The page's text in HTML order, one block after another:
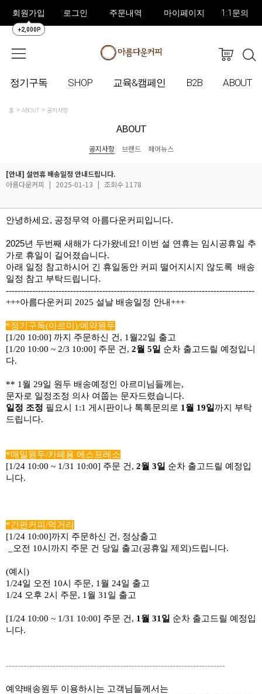
회원가입
+2,000P
로그인 주문내역 마이페이지 1:1문의
정기구독 SHOP 교육&캠페인 B2B ABOUT
홈 ABOUT 공지사항
ABOUT
공지사항 브랜드 페어뉴스
[안내] 설연휴 배송일정 안내드립니다.
아름다운커피
| 2025-01-13 | 조회수 1178
안녕하세요, 공정무역 아름다운커피입니다.
2025년 두번째 새해가 다가왔네요! 이번 설 연휴는 임시공휴일 추
가로 휴일이 길어졌습니다.
아래 일정 참고하시어 긴 휴일동안 커피 떨어지시지 않도록  배송
일정 참고 부탁드립니다.
-------------------------------------------------------------------------------------
+++아름다운커피 2025 설날 배송일정 안내+++
*정기구독(아르미)/예약원두
[1/20 10:00] 까지 주문하신 건, 1월22일 출고
[1/20 10:00 ~ 2/3 10:00] 주문 건, 2월 5일 순차 출고드릴 예정입니
다.
** 1월 29일 원두 배송예정인 아르미님들께는,
문자로 일정조정 의사 여쭙는 문자드렸습니다.
일정 조정 필요시 1:1 게시판이나 톡톡문의로 1월 19일 까지 부탁
드립니다.
*매일원두/카페용 에스프레소
[1/24 10:00 ~ 1/31 10:00] 주문 건, 2월 3일 순차 출고드릴 예정입
니다.
*간편커피/먹거리
[1/24 10:00]까지 주문하신 건, 정상출고
_오전 10시까지 주문 건 당일 출고(공휴일 제외)드립니다.
(예시)
1/24일 오전 10시 주문, 1월 24일 출고
1/24 오후 2시 주문, 1월 31일 출고
[1/24 10:00 ~ 1/31 10:00] 주문 건, 1월 31일 순차 출고드릴 예정입
니다.
---------------------------------------------------------------------------
예약배송원두 이용하시는 고객님들께서는